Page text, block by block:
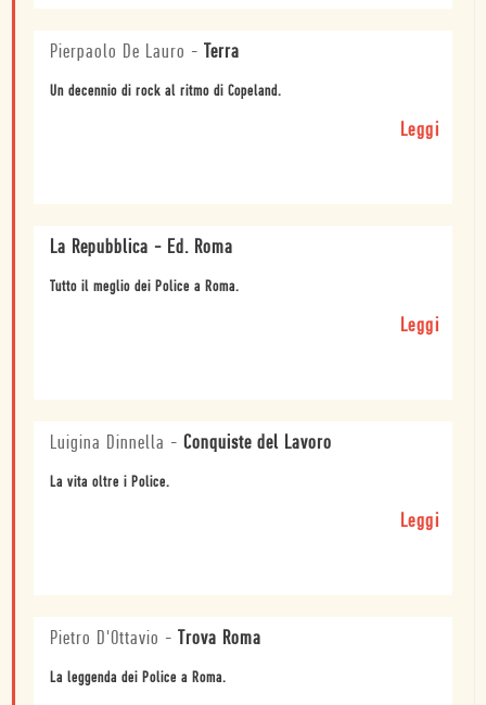
Pierpaolo De Lauro - Terra
Un decennio di rock al ritmo di Copeland.
Leggi
La Repubblica - Ed. Roma
Tutto il meglio dei Police a Roma.
Leggi
Luigina Dinnella - Conquiste del Lavoro
La vita oltre i Police.
Leggi
Pietro D'Ottavio - Trova Roma
La leggenda dei Police a Roma.